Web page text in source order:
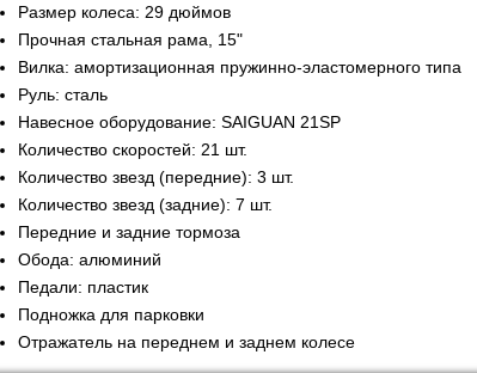
Размер колеса: 29 дюймов
Прочная стальная рама, 15"
Вилка: амортизационная пружинно-эластомерного типа
Руль: сталь
Навесное оборудование: SAIGUAN 21SP
Количество скоростей: 21 шт.
Количество звезд (передние): 3 шт.
Количество звезд (задние): 7 шт.
Передние и задние тормоза
Обода: алюминий
Педали: пластик
Подножка для парковки
Отражатель на переднем и заднем колесе